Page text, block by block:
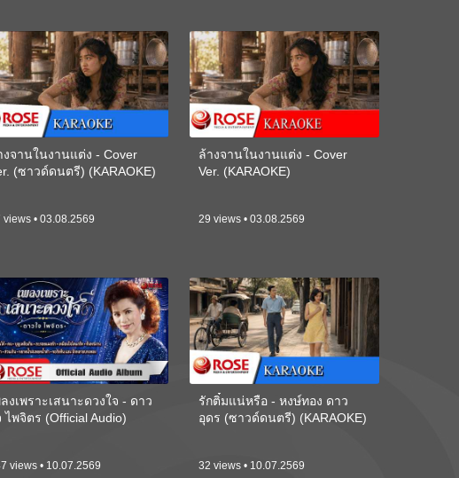
งจานในงานแต่ง - Cover
(ซาวด์ดนตรี) (KARAOKE)
views • 03.08.2569
ล้างจานในงานแต่ง - Cover
Ver. (KARAOKE)
29 views • 03.08.2569
ลงเพราะเสนาะดวงใจ - ดาว
ไพจิตร (Official Audio)
views • 10.07.2569
รักติ๋มแน่หรือ - หงษ์ทอง ดาว
อุดร (ซาวด์ดนตรี) (KARAOKE)
32 views • 10.07.2569